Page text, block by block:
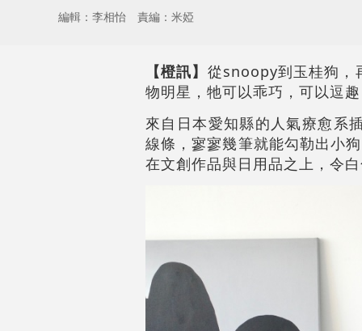
編輯：李相怡 責編：米婭
【橙訊】 從snoopy到玉桂狗，
物明星，牠可以乖巧，可以逗
來自日本愛知縣的人氣療愈系
線條，寥寥幾筆就能勾勒出小
在文創作品與日用品之上，令